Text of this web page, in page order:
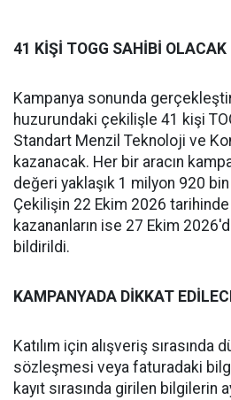
41 KİŞİ TOGG SAHİBİ OLACAK
Kampanya sonunda
huzurundaki çekilişle 41 kişi
Standart Menzil Teknoloji ve
kazanacak. Her bir aracın
değeri yaklaşık 1 milyon 920 bin
Çekilişin 22 Ekim 2026 tarihinde
kazananların ise 27 Ekim
bildirildi.
KAMPANYADA DİKKAT
Katılım için alışveriş sırasında
sözleşmesi veya faturadaki
kayıt sırasında girilen bilgilerin